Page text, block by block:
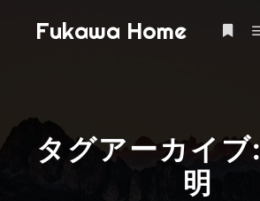
Fukawa Home
タグアーカイブ:
明